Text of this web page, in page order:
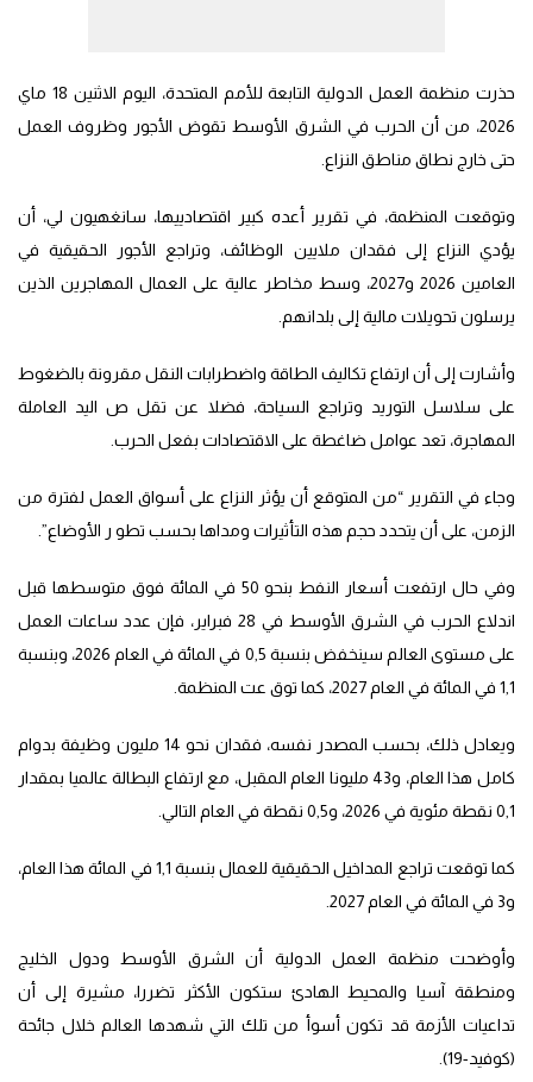
حذرت منظمة العمل الدولية التابعة للأمم المتحدة، اليوم الاثنين 18 ماي
2026، من أن الحرب في الشرق الأوسط تقوض الأجور وظروف العمل
حتى خارج نطاق مناطق النزاع.
وتوقعت المنظمة، في تقرير أعده كبير اقتصادييها، سانغهيون لي، أن
يؤدي النزاع إلى فقدان ملايين الوظائف، وتراجع الأجور الحقيقية في
العامين 2026 و2027، وسط مخاطر عالية على العمال المهاجرين الذين
يرسلون تحويلات مالية إلى بلدانهم.
وأشارت إلى أن ارتفاع تكاليف الطاقة واضطرابات النقل مقرونة بالضغوط
على سلاسل التوريد وتراجع السياحة، فضلا عن تقل ص اليد العاملة
المهاجرة، تعد عوامل ضاغطة على الاقتصادات بفعل الحرب.
وجاء في التقرير “من المتوقع أن يؤثر النزاع على أسواق العمل لفترة من
الزمن، على أن يتحدد حجم هذه التأثيرات ومداها بحسب تطو ر الأوضاع”.
وفي حال ارتفعت أسعار النفط بنحو 50 في المائة فوق متوسطها قبل
اندلاع الحرب في الشرق الأوسط في 28 فبراير، فإن عدد ساعات العمل
على مستوى العالم سينخفض بنسبة 0,5 في المائة في العام 2026، وبنسبة
1,1 في المائة في العام 2027، كما توق عت المنظمة.
ويعادل ذلك، بحسب المصدر نفسه، فقدان نحو 14 مليون وظيفة بدوام
كامل هذا العام، و43 مليونا العام المقبل، مع ارتفاع البطالة عالميا بمقدار
0,1 نقطة مئوية في 2026، و0,5 نقطة في العام التالي.
كما توقعت تراجع المداخيل الحقيقية للعمال بنسبة 1,1 في المائة هذا العام،
و3 في المائة في العام 2027.
وأوضحت منظمة العمل الدولية أن الشرق الأوسط ودول الخليج
ومنطقة آسيا والمحيط الهادئ ستكون الأكثر تضررا، مشيرة إلى أن
تداعيات الأزمة قد تكون أسوأ من تلك التي شهدها العالم خلال جائحة
(كوفيد-19).